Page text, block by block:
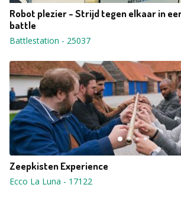
Robot plezier - Strijd tegen elkaar in
battle
Battlestation - 25037
Zeepkisten Experience
Ecco La Luna - 17122